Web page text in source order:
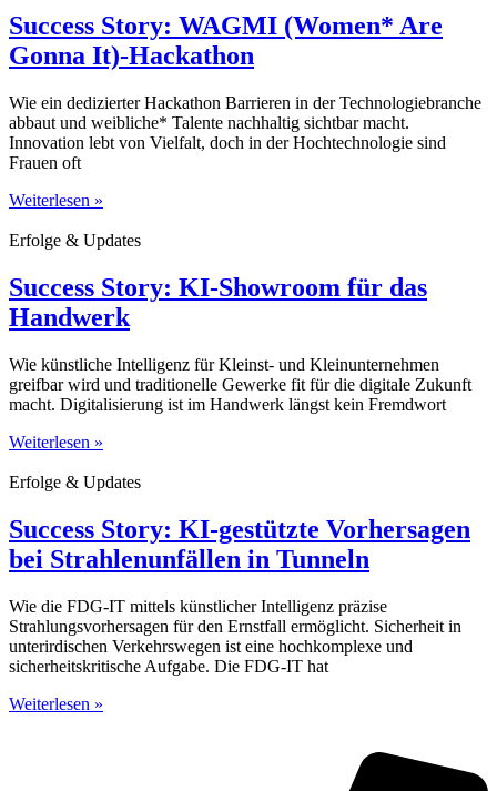
Success Story: WAGMI (Women* Are
Gonna It)-Hackathon
Wie ein dedizierter Hackathon Barrieren in der Technologiebranche
abbaut und weibliche* Talente nachhaltig sichtbar macht.
Innovation lebt von Vielfalt, doch in der Hochtechnologie sind
Frauen oft
Weiterlesen »
Erfolge & Updates
Success Story: KI-Showroom für das
Handwerk
Wie künstliche Intelligenz für Kleinst- und Kleinunternehmen
greifbar wird und traditionelle Gewerke fit für die digitale Zukunft
macht. Digitalisierung ist im Handwerk längst kein Fremdwort
Weiterlesen »
Erfolge & Updates
Success Story: KI-gestützte Vorhersagen
bei Strahlenunfällen in Tunneln
Wie die FDG-IT mittels künstlicher Intelligenz präzise
Strahlungsvorhersagen für den Ernstfall ermöglicht. Sicherheit in
unterirdischen Verkehrswegen ist eine hochkomplexe und
sicherheitskritische Aufgabe. Die FDG-IT hat
Weiterlesen »